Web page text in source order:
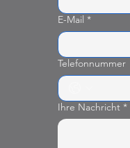
E-Mail *
Telefonnummer
Ihre Nachricht *